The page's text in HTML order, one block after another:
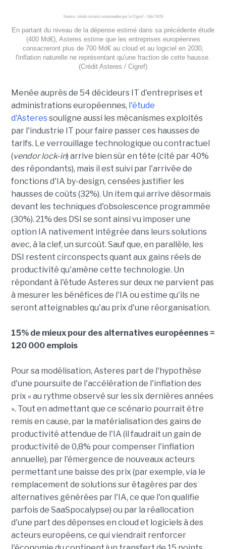
En partant du niveau de la dépense estimé dans sa précédente étude
(400 Md€), Asteres estime que les entreprises européennes
consacreront plus de 700 Md€ au cloud et au logiciel en 2030,
l'inflation naturelle ne représentant qu'une fraction de cette hausse.
(Crédit Asteres / Cigref)
Menée auprès de 54 décideurs IT d'entreprises et
administrations européennes, l'étude
d'Asteressouligne aussi les mécanismes exploités
par l'industrie IT pour faire passer ces hausses de
tarifs. Le verrouillage technologique ou contractuel
(vendor lock-in) arrive bien sûr en tête (cité par 40%
des répondants), mais il est suivi par l'arrivée de
fonctions d'IA by-design, censées justifier les
hausses de coûts (32%). Un item qui arrive désormais
devant les techniques d'obsolescence programmée
(30%). 21% des DSI se sont ainsi vu imposer une
option IA nativement intégrée dans leurs solutions
avec, à la clef, un surcoût. Sauf que, en parallèle, les
DSI restent circonspects quant aux gains réels de
productivité qu'amène cette technologie. Un
répondant à l'étude Asteres sur deux ne parvient pas
à mesurer les bénéfices de l'IA ou estime qu'ils ne
seront atteignables qu'au prix d'une réorganisation.
15% de mieux pour des alternatives européennes =
120 000 emplois
Pour sa modélisation, Asteres part de l'hypothèse
d'une poursuite de l'accélération de l'inflation des
prix « au rythme observé sur les six dernières années
». Tout en admettant que ce scénario pourrait être
remis en cause, par la matérialisation des gains de
productivité attendue de l'IA (il faudrait un gain de
productivité de 0,8% pour compenser l'inflation
annuelle), par l'émergence de nouveaux acteurs
permettant une baisse des prix (par exemple, via le
remplacement de solutions sur étagères par des
alternatives générées par l'IA, ce que l'on qualifie
parfois de SaaSpocalypse) ou par la réallocation
d'une part des dépenses en cloud et logiciels à des
acteurs européens, ce qui viendrait renforcer